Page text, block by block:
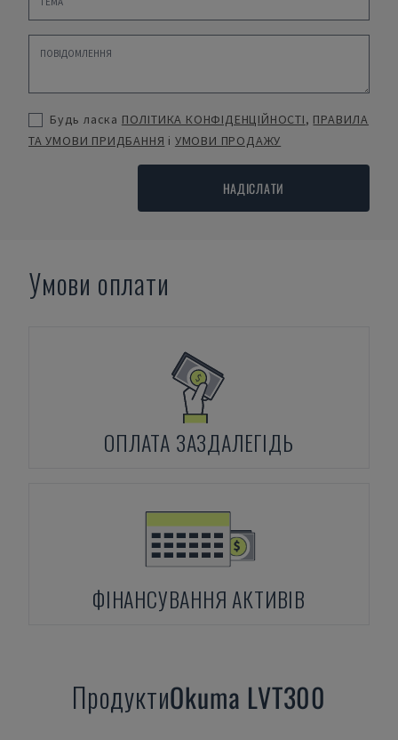
Будь ласка ПОЛІТИКА КОНФІДЕНЦІЙНОСТІ, ПРАВИЛА
ТА УМОВИ ПРИДБАННЯ і УМОВИ ПРОДАЖУ
НАДІСЛАТИ
Умови оплати
ОПЛАТА ЗАЗДАЛЕГІДЬ
ФІНАНСУВАННЯ АКТИВІВ
ПродуктиOkuma LVT300